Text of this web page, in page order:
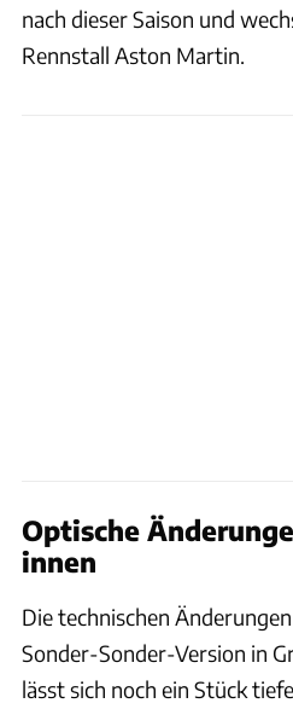
nach dieser Saison und
Rennstall Aston Martin.
Optische
innen
Die technischen
Sonder-Sonder-Version in
lässt sich noch ein Stück